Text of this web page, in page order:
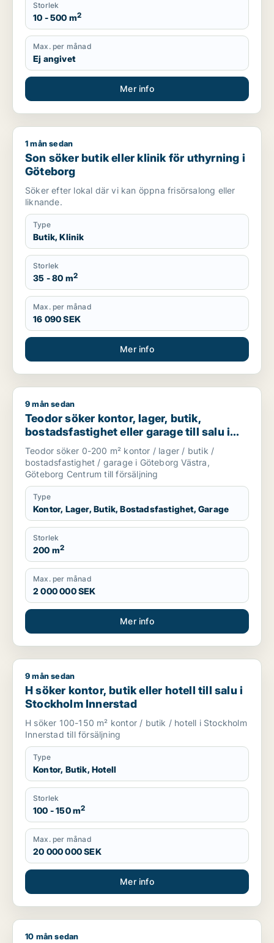
Storlek
10 - 500 m2
Max. per månad
Ej angivet
Mer info
Son söker butik eller klinik för uthyrning i Göteborg
1 mån sedan
Son söker butik eller klinik för uthyrning i
Göteborg
Söker efter lokal där vi kan öppna frisörsalong eller
liknande.
Type
Butik, Klinik
Storlek
35 - 80 m2
Max. per månad
16 090 SEK
Mer info
Teodor söker kontor, lager, butik, bostadsfastighet eller
9 mån sedan
Teodor söker kontor, lager, butik,
bostadsfastighet eller garage till salu i
Göteborg Västra eller Göteborg Centrum
Teodor söker 0-200 m² kontor / lager / butik /
bostadsfastighet / garage i Göteborg Västra,
Göteborg Centrum till försäljning
Type
Kontor, Lager, Butik, Bostadsfastighet, Garage
Storlek
200 m2
Max. per månad
2 000 000 SEK
Mer info
H söker kontor, butik eller hotell till salu i Stockholm
9 mån sedan
H söker kontor, butik eller hotell till salu i
Stockholm Innerstad
H söker 100-150 m² kontor / butik / hotell i Stockholm
Innerstad till försäljning
Type
Kontor, Butik, Hotell
Storlek
100 - 150 m2
Max. per månad
20 000 000 SEK
Mer info
Jesper söker kontor, lager, industrilokal, butik,
10 mån sedan